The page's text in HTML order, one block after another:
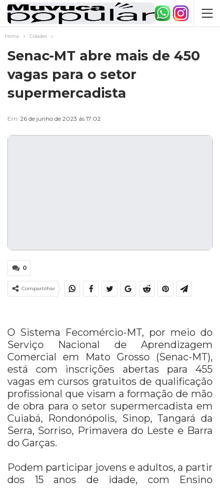
Home Cidades
Senac-MT abre mais de 450
vagas para o setor
supermercadista
Em 26 de junho de 2023 ás 17:02
0
Compartilhar
O Sistema Fecomércio-MT, por meio do
Serviço Nacional de Aprendizagem
Comercial em Mato Grosso (Senac-MT),
está com inscrições abertas para 455
vagas em cursos gratuitos de qualificação
profissional que visam a formação de mão
de obra para o setor supermercadista em
Cuiabá, Rondonópolis, Sinop, Tangará da
Serra, Sorriso, Primavera do Leste e Barra
do Garças.
Podem participar jovens e adultos, a partir
dos 15 anos de idade, com Ensino